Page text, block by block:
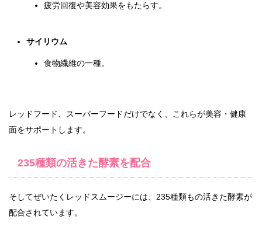
疲労回復や美容効果をもたらす。
サイリウム
食物繊維の一種。
レッドフード、スーパーフードだけでなく、これらが美容・健康
面をサポートします。
235種類の活きた酵素を配合
そしてぜいたくレッドスムージーには、235種類もの活きた酵素が
配合されています。